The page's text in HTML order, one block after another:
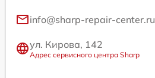
info@sharp-repair-center.ru
ул. Кирова, 142
Адрес сервисного центра Sharp